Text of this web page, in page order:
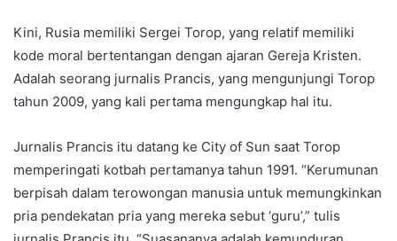
Kini, Rusia memiliki Sergei Torop, yang relatif memiliki
kode moral bertentangan dengan ajaran Gereja Kristen.
Adalah seorang jurnalis Prancis, yang mengunjungi Torop
tahun 2009, yang kali pertama mengungkap hal itu.
Jurnalis Prancis itu datang ke City of Sun saat Torop
memperingati kotbah pertamanya tahun 1991. “Kerumunan
berpisah dalam terowongan manusia untuk memungkinkan
pria pendekatan pria yang mereka sebut ‘guru’,” tulis